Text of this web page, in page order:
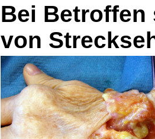
Bei Betroffen
von